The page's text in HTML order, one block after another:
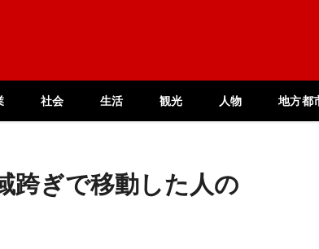
社会 生活 観光 人物 地方都
跨ぎで移動した人の